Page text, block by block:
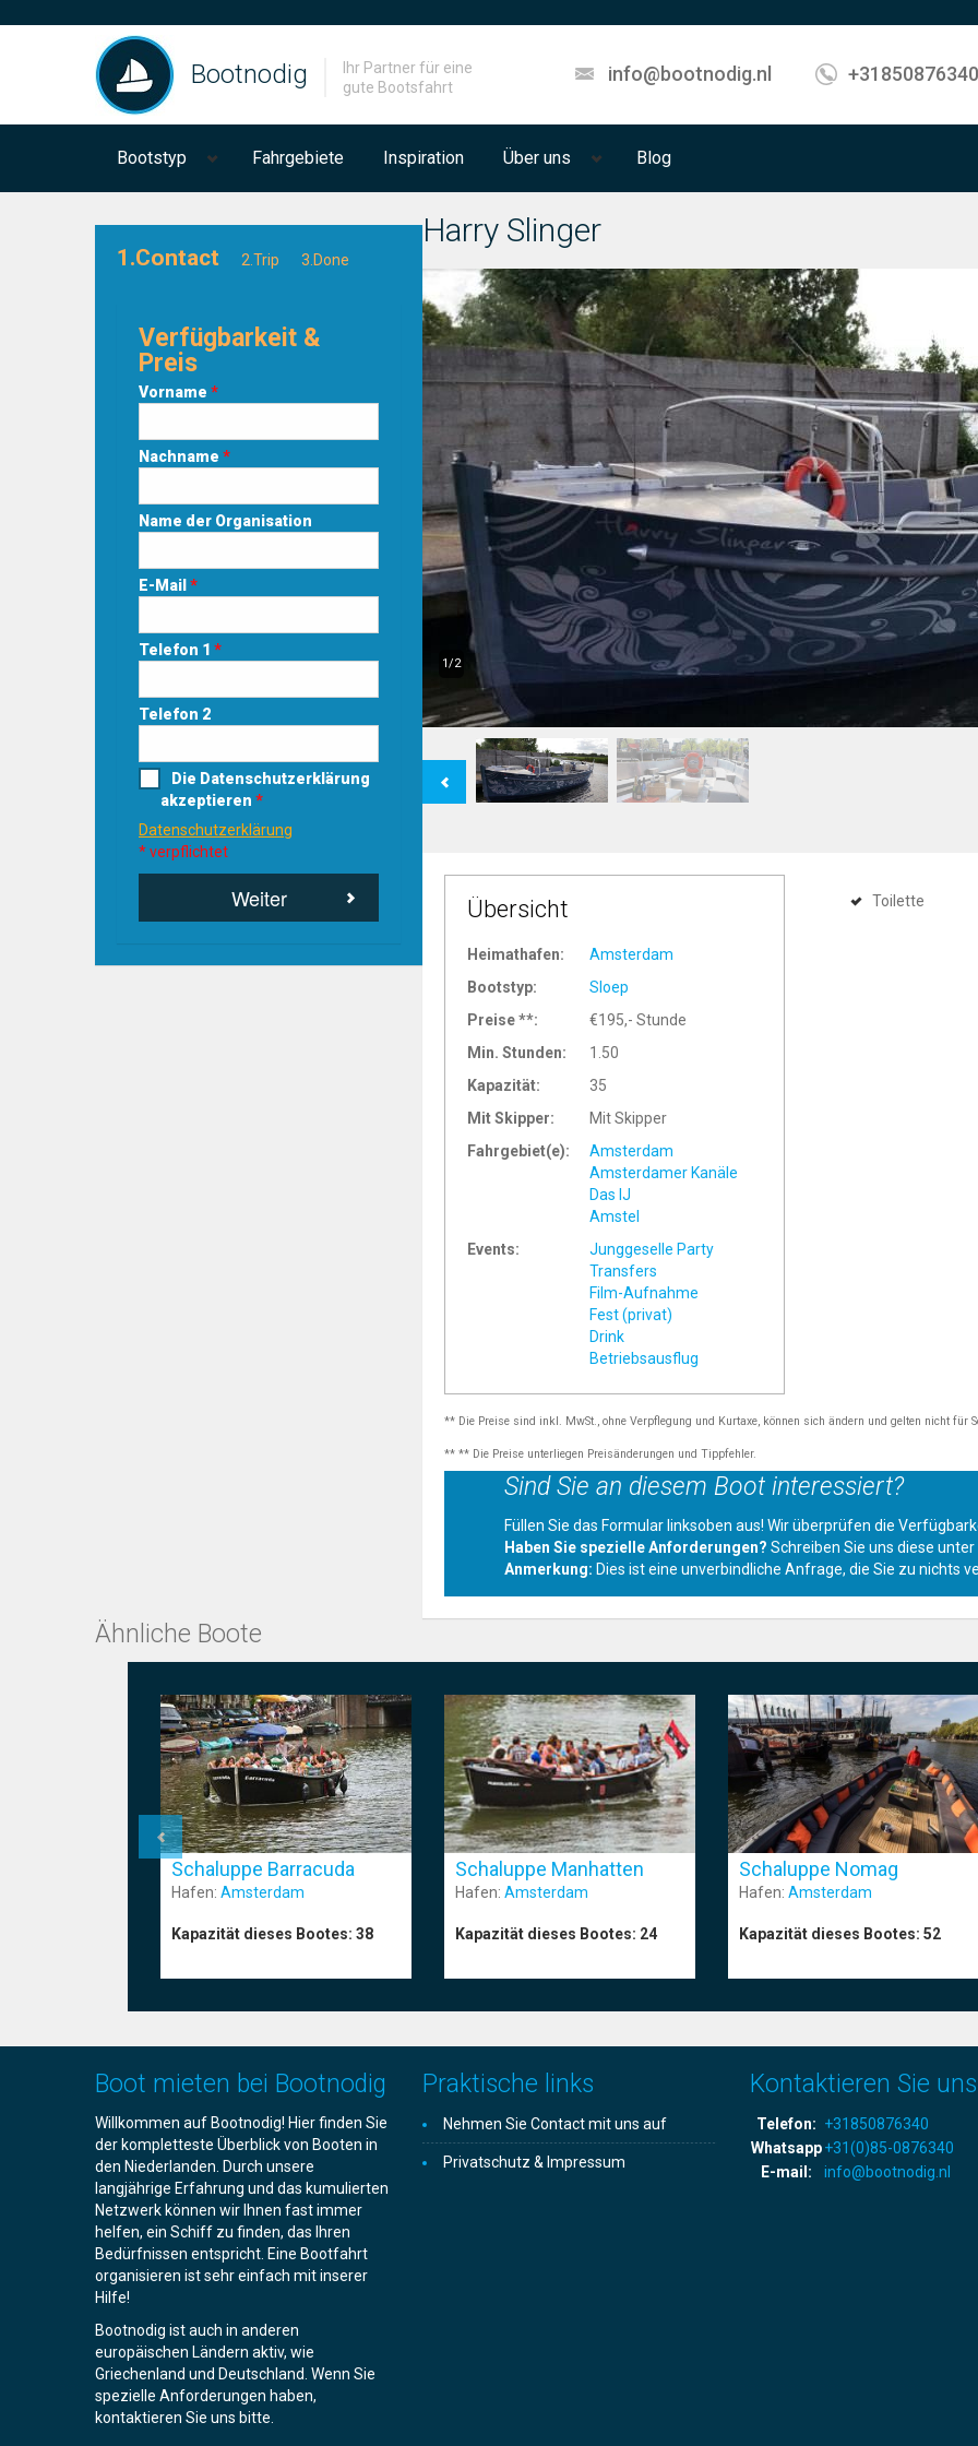
Bootnodig
Ihr Partner für eine
gute Bootsfahrt
info@bootnodig.nl +31850876340
Bootstyp Fahrgebiete Inspiration Über uns Blog
1.Contact 2.Trip 3.Done
Verfügbarkeit &
Preis
Vorname *
Nachname *
Name der Organisation
E-Mail *
Telefon 1 *
Telefon 2
Die Datenschutzerklärung
akzeptieren *
Datenschutzerklärung
* verpflichtet
Weiter
Harry Slinger
1/2
Übersicht
Heimathafen:
Amsterdam
Bootstyp:
Sloep
Preise **:
€195,- Stunde
Min. Stunden:
1.50
Kapazität:
35
Mit Skipper:
Mit Skipper
Fahrgebiet(e):
Amsterdam
Amsterdamer Kanäle
Das IJ
Amstel
Events:
Junggeselle Party
Transfers
Film-Aufnahme
Fest (privat)
Drink
Betriebsausflug
Toilette
** Die Preise sind inkl. MwSt., ohne Verpflegung und Kurtaxe, können sich ändern und gelten nicht für
** ** Die Preise unterliegen Preisänderungen und Tippfehler.
Sind Sie an diesem Boot interessiert?
Füllen Sie das Formular linksoben aus! Wir überprüfen die
Haben Sie spezielle Anforderungen? Schreiben Sie uns diese
Anmerkung: Dies ist eine unverbindliche Anfrage, die Sie zu nichts
Ähnliche Boote
Schaluppe Barracuda
Hafen: Amsterdam
Kapazität dieses Bootes: 38
Schaluppe Manhatten
Hafen: Amsterdam
Kapazität dieses Bootes: 24
Schaluppe Nomag
Hafen: Amsterdam
Kapazität dieses Bootes: 52
Boot mieten bei Bootnodig
Willkommen auf Bootnodig! Hier finden Sie
der kompletteste Überblick von Booten in
den Niederlanden. Durch unsere
langjährige Erfahrung und das kumulierten
Netzwerk können wir Ihnen fast immer
helfen, ein Schiff zu finden, das Ihren
Bedürfnissen entspricht. Eine Bootfahrt
organisieren ist sehr einfach mit inserer
Hilfe!
Bootnodig ist auch in anderen
europäischen Ländern aktiv, wie
Griechenland und Deutschland. Wenn Sie
spezielle Anforderungen haben,
kontaktieren Sie uns bitte.
Praktische links
Nehmen Sie Contact mit uns auf
Privatschutz & Impressum
Kontaktieren Sie uns
Telefon: +31850876340
Whatsapp+31(0)85-0876340
E-mail:
info@bootnodig.nl